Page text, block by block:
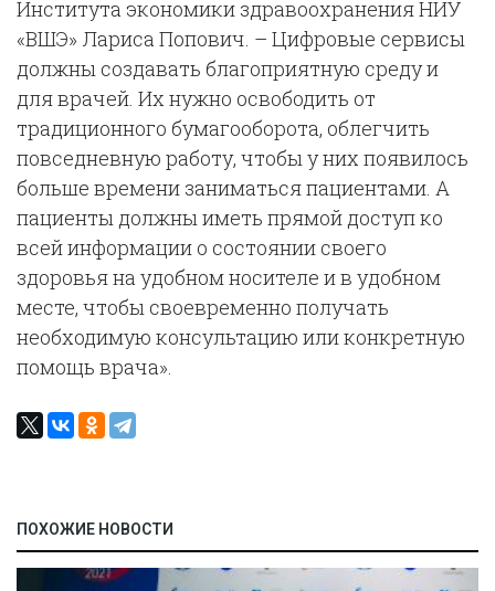
Института экономики здравоохранения НИУ
«ВШЭ» Лариса Попович. – Цифровые сервисы
должны создавать благоприятную среду и
для врачей. Их нужно освободить от
традиционного бумагооборота, облегчить
повседневную работу, чтобы у них появилось
больше времени заниматься пациентами. А
пациенты должны иметь прямой доступ ко
всей информации о состоянии своего
здоровья на удобном носителе и в удобном
месте, чтобы своевременно получать
необходимую консультацию или конкретную
помощь врача».
ПОХОЖИЕ НОВОСТИ